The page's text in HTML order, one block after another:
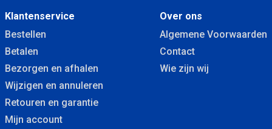
Klantenservice
Bestellen
Betalen
Bezorgen en afhalen
Wijzigen en annuleren
Retouren en garantie
Mijn account
Over ons
Algemene Voorwaarden
Contact
Wie zijn wij